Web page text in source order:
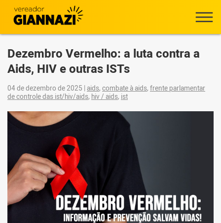
Dezembro Vermelho: a luta contra a
Aids, HIV e outras ISTs
04 de dezembro de 2025 | aids, combate à aids, frente parlamentar
de controle das ist/hiv/aids, hiv / aids, ist